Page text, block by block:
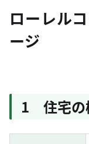
ローレル
ージ
1 住宅の